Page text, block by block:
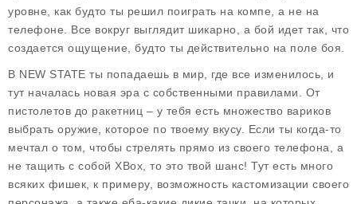
уровне, как будто ты решил поиграть на компе, а не на
телефоне. Все вокруг выглядит шикарно, а бой идет так, что
создается ощущение, будто ты действительно на поле боя.
В NEW STATE ты попадаешь в мир, где все изменилось, и
тут началась новая эра с собственными правилами. От
пистолетов до ракетниц – у тебя есть множество вариков
выбрать оружие, которое по твоему вкусу. Если ты когда-то
мечтал о том, чтобы стрелять прямо из своего телефона, а
не тащить с собой XBox, то это твой шанс! Тут есть много
всяких фишек, к примеру, возможность кастомизации своего